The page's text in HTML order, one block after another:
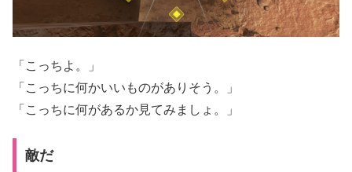
「こっちよ。」
「こっちに何かいいものがありそう。」
「こっちに何があるか見てみましょ。」
敵だ